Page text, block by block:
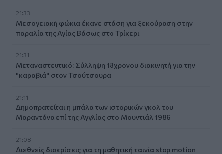
21:33
Μεσογειακή φώκια έκανε στάση για ξεκούραση στην
παραλία της Αγίας Βάσως στο Τρίκερι
21:31
Μεταναστευτικό: Σύλληψη 18χρονου διακινητή για την
"καραβιά" στον Τσούτσουρα
21:11
Δημοπρατείται η μπάλα των ιστορικών γκολ του
Μαραντόνα επί της Αγγλίας στο Μουντιάλ 1986
21:08
Διεθνείς διακρίσεις για τη μαθητική ταινία stop motion